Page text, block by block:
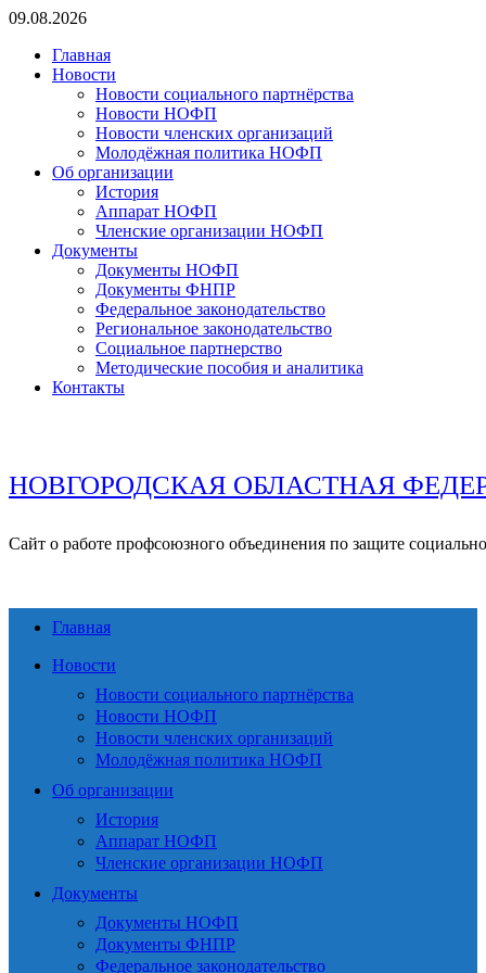
Перейти
содержимому
09.08.2026
Главная
Новости
Новости социального партнёрства
Новости НОФП
Новости членских организаций
Молодёжная политика НОФП
Об организации
История
Аппарат НОФП
Членские организации НОФП
Документы
Документы НОФП
Документы ФНПР
Федеральное законодательство
Региональное законодательство
Социальное партнерство
Методические пособия и аналитика
Контакты
НОВГОРОДСКАЯ ОБЛАСТНАЯ
Сайт о работе профсоюзного объединения по защите
Главная
Новости
Новости социального партнёрства
Новости НОФП
Новости членских организаций
Молодёжная политика НОФП
Об организации
История
Аппарат НОФП
Членские организации НОФП
Документы
Документы НОФП
Документы ФНПР
Федеральное законодательство